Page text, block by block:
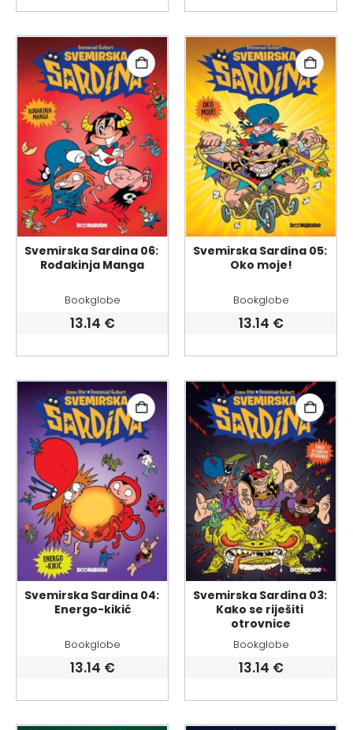
Svemirska Sardina 06:
Rođakinja Manga
Bookglobe
13.14 €
Svemirska Sardina 05:
Oko moje!
Bookglobe
13.14 €
Svemirska Sardina 04:
Energo-kikić
Bookglobe
13.14 €
Svemirska Sardina 03:
Kako se riješiti
otrovnice
Bookglobe
13.14 €